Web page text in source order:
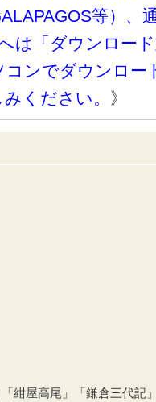
等）、
は「ダウンロー
コンでダウンロー
ください。 》
紺屋高尾」「鎌倉三代記